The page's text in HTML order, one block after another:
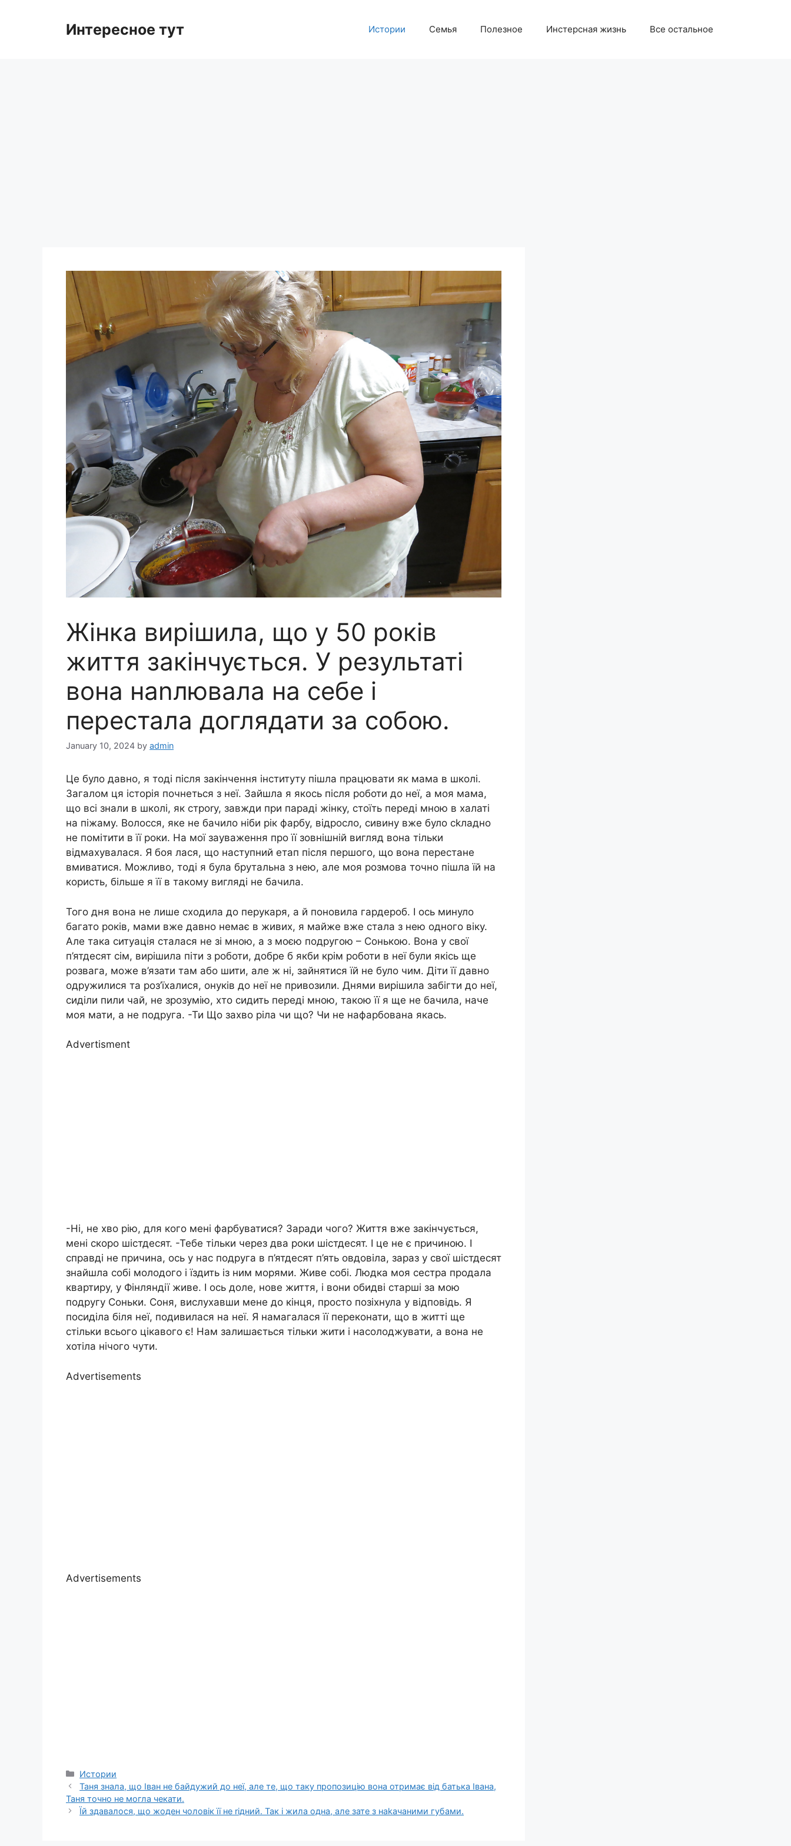
Интересное тут Истории Семья Полезное Инстерсная жизнь Все остальное
Жінка вирішила, що у 50 років
життя закінчується. У результаті
вона наnлювала на себе і
перестала доглядати за собою.
January 10, 2024 by admin
Це було давно, я тоді після закінчення інституту пішла працювати як мама в школі.
Загалом ця історія почнеться з неї. Зайшла я якось після роботи до неї, а моя мама,
що всі знали в школі, як строrу, завжди при параді жінку, стоїть переді мною в халаті
на піжаму. Волосся, яке не бачило ніби рік фарбу, відросло, сивину вже було сkладно
не помітити в її роки. На мої зауваження про її зовнішній вигляд вона тільки
відмахувалася. Я боя лася, що наступний етап після першого, що вона перестане
вмиватися. Можливо, тоді я була брутальна з нею, але моя розмова точно пішла їй на
користь, більше я її в такому вигляді не бачила.
Того дня вона не лише сходила до перукаря, а й поновила гардероб. І ось минуло
багато років, мами вже давно немає в живих, я майже вже стала з нею одного віку.
Але така ситуація сталася не зі мною, а з моєю подругою – Сонькою. Вона у свої
п’ятдесят сім, вирішила піти з роботи, добре б якби крім роботи в неї були якісь ще
розвага, може в’язати там або шити, але ж ні, зайнятися їй не було чим. Діти її давно
одружилися та роз’їхалися, онуків до неї не привозили. Днями вирішила забігти до неї,
сиділи пили чай, не зрозумію, хто сидить переді мною, такою її я ще не бачила, наче
моя мати, а не подруга. -Ти Що захво ріла чи що? Чи не нафарбована якась.
Advertisment
-Ні, не хво рію, для кого мені фарбуватися? Заради чого? Життя вже закінчується,
мені скоро шістдесят. -Тебе тільки через два роки шістдесят. І це не є причиною. І
справді не причина, ось у нас подруга в п’ятдесят п’ять овдовіла, зараз у свої шістдесят
знайшла собі молодого і їздить із ним морями. Живе собі. Людка моя сестра продала
квартиру, у Фінляндії живе. І ось доле, нове життя, і вони обидві старші за мою
подругу Соньки. Соня, вислухавши мене до кінця, просто позіхнула у відповідь. Я
посиділа біля неї, подивилася на неї. Я намагалася її переконати, що в житті ще
стільки всього цікавого є! Нам залишається тільки жити і насолоджувати, а вона не
хотіла нічого чути.
Advertisements
Advertisements
Categories
Истории
Таня знала, що Іван не байдужий до неї, але те, що таку пропозицію вона отримає від батька Івана,
Таня точно не могла чекати.
Їй здавалося, що жоден чоловік її не rідний. Так і жила одна, але зате з наkачаними губами.